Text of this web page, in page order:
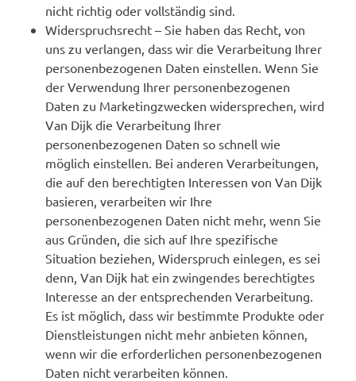
nicht richtig oder vollständig sind.
Widerspruchsrecht – Sie haben das Recht, von
uns zu verlangen, dass wir die Verarbeitung Ihrer
personenbezogenen Daten einstellen. Wenn Sie
der Verwendung Ihrer personenbezogenen
Daten zu Marketingzwecken widersprechen, wird
Van Dijk die Verarbeitung Ihrer
personenbezogenen Daten so schnell wie
möglich einstellen. Bei anderen Verarbeitungen,
die auf den berechtigten Interessen von Van Dijk
basieren, verarbeiten wir Ihre
personenbezogenen Daten nicht mehr, wenn Sie
aus Gründen, die sich auf Ihre spezifische
Situation beziehen, Widerspruch einlegen, es sei
denn, Van Dijk hat ein zwingendes berechtigtes
Interesse an der entsprechenden Verarbeitung.
Es ist möglich, dass wir bestimmte Produkte oder
Dienstleistungen nicht mehr anbieten können,
wenn wir die erforderlichen personenbezogenen
Daten nicht verarbeiten können.